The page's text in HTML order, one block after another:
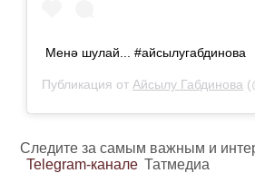
Менә шулай... #айсылугабдинова
Публикация от Айсылу Габдинова
Следите за самым важным и
Telegram-канале Татмедиа